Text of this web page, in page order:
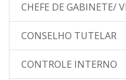
CHEFE DE GABINETE/
CONSELHO TUTELAR
CONTROLE INTERNO